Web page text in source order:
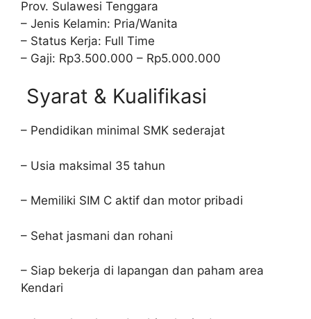
Prov. Sulawesi Tenggara
– Jenis Kelamin: Pria/Wanita
– Status Kerja: Full Time
– Gaji: Rp3.500.000 – Rp5.000.000
Syarat & Kualifikasi
– Pendidikan minimal SMK sederajat
– Usia maksimal 35 tahun
– Memiliki SIM C aktif dan motor pribadi
– Sehat jasmani dan rohani
– Siap bekerja di lapangan dan paham area
Kendari